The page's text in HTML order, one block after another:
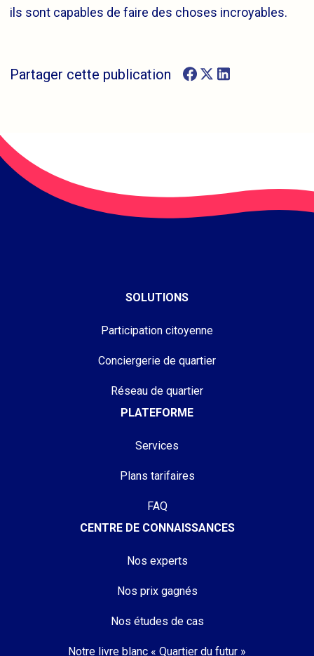
ils sont capables de faire des choses incroyables.
Partager cette publication
SOLUTIONS
Participation citoyenne
Conciergerie de quartier
Réseau de quartier
PLATEFORME
Services
Plans tarifaires
FAQ
CENTRE DE CONNAISSANCES
Nos experts
Nos prix gagnés
Nos études de cas
Notre livre blanc « Quartier du futur »